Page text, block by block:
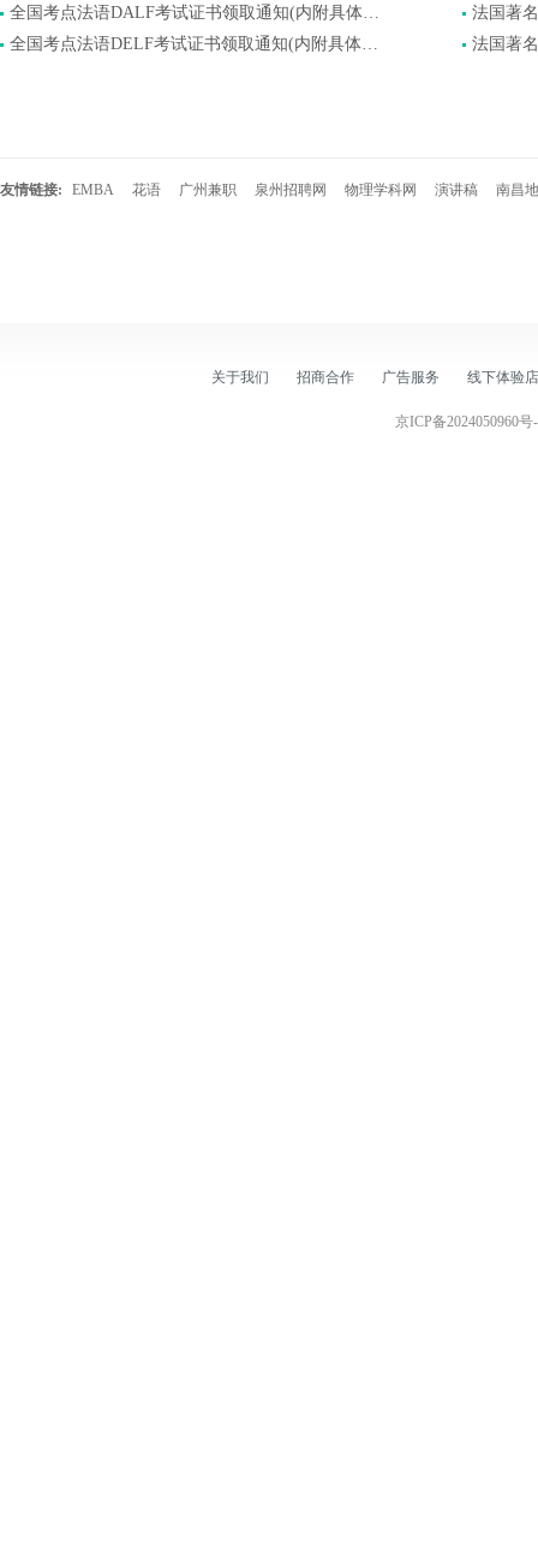
全国考点法语DALF考试证书领取通知(内附具体领取方式)
全国考点法语DELF考试证书领取通知(内附具体领取方式)
法国著
法国著
友情链接: EMBA 花语 广州兼职 泉州招聘网 物理学科网 演讲稿 南昌
关于我们 招商合作 广告服务 线下体验店
京ICP备2024050960号